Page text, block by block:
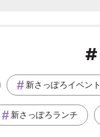
新さっぽろイベント
新さっぽろランチ